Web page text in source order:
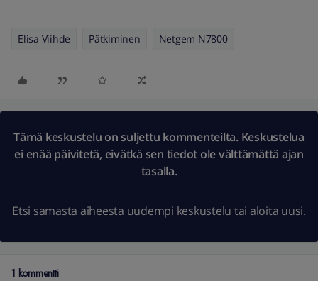
Elisa Viihde Pätkiminen Netgem N7800
Tämä keskustelu on suljettu kommenteilta. Keskustelua
ei enää päivitetä, eivätkä sen tiedot ole välttämättä ajan
tasalla.
Etsi samasta aiheesta uudempi keskustelu tai aloita uusi.
1 kommentti